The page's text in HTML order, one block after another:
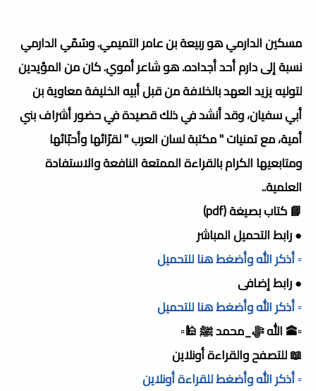
مسكين الدارمي هو ربيعة بن عامر التميمي. وسُمّي الدارمي
نسبة إلى دارم أحد أجداده. هو شاعر أموي. كان من المؤيدين
لتوليه يزيد العهد بالخلافة من قبل أبيه الخليفة معاوية بن
أبي سفيان، وقد أنشد في ذلك قصيدة في حضور أشراف بني
أمية، مع تمنيات " مكتبة لسان العرب " لقرّائها وأحبّائها
ومتابعيها الكرام بالقراءة الممتعة النافعة والاستفادة
العلمية..
📘 كتاب بصيغة (pdf)
● رابط التحميل المباشر
▫️ أذكر الله وأضغط هنا للتحميل
● رابط إضافى
▫️ أذكر الله وأضغط هنا للتحميل
▫️🕋 الله ﷻ_محمد ﷺ 🕌▫️
📖 للتصفح والقراءة أونلاين
▫️ أذكر الله وأضغط للقراءة أونلاين